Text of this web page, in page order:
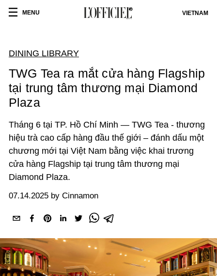
MENU VIETNAM
DINING LIBRARY
TWG Tea ra mắt cửa hàng Flagship
tại trung tâm thương mại Diamond
Plaza
Tháng 6 tại TP. Hồ Chí Minh — TWG Tea - thương
hiệu trà cao cấp hàng đầu thế giới – đánh dấu một
chương mới tại Việt Nam bằng việc khai trương
cửa hàng Flagship tại trung tâm thương mại
Diamond Plaza.
07.14.2025 by Cinnamon